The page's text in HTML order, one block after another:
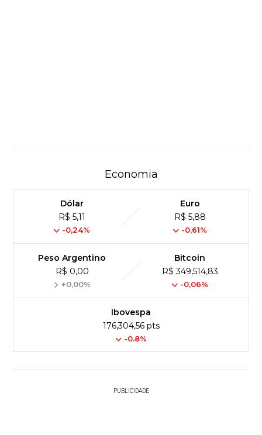
Economia
Dólar
R$ 5,11
-0,24%
Euro
R$ 5,88
-0,61%
Peso Argentino
R$ 0,00
+0,00%
Bitcoin
R$ 349,514,83
-0,06%
Ibovespa
176,304,56 pts
-0.8%
PUBLICIDADE